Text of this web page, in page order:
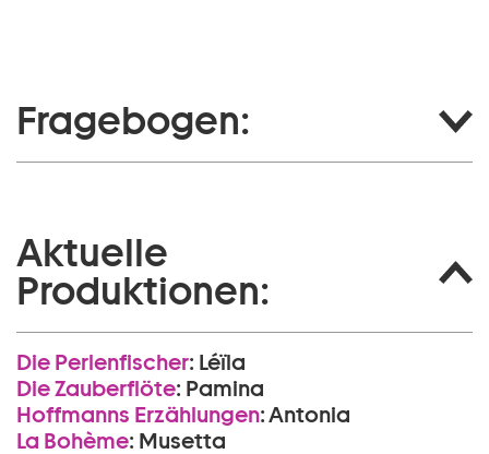
Fragebogen:
Aktuelle
Produktionen:
Die Perlen­fischer: Léïla
Die Zauberflöte: Pamina
Hoffmanns Erzählungen:Antonia
La Bohème: Musetta